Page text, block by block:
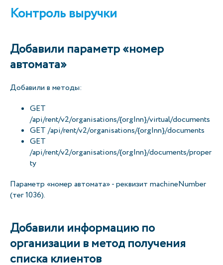
Контроль выручки
Добавили параметр «номер
автомата»
Добавили в методы:
GET
/api/rent/v2/organisations/{orgInn}/virtual/documents
GET /api/rent/v2/organisations/{orgInn}/documents
GET
/api/rent/v2/organisations/{orgInn}/documents/proper
ty
Параметр «номер автомата» - реквизит machineNumber
(тег 1036).
Добавили информацию по
организации в метод получения
списка клиентов